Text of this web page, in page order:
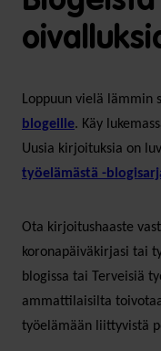
Loppuun vielä lämmin
blogeille. Käy
Uusia kirjoituksia on
työelämästä -
Ota kirjoitushaaste
koronapäiväkirjasi tai
blogissa tai Terveisiä
ammattilaisilta
työelämään liittyvistä